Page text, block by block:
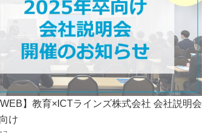
WEB】教育×ICTラインズ株式会社 会社説明会
け